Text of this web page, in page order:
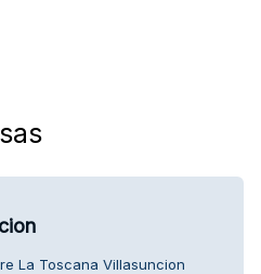
La Toscana Villasuncion